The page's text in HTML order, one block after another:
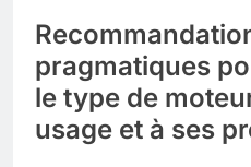
pragmatiques
le type de
usage et à ses